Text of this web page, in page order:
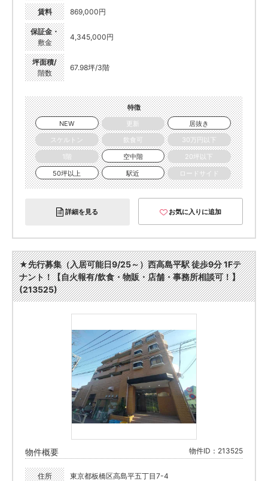
賃料 869,000円
保証金・
敷金
4,345,000円
坪面積/
階数
67.98坪/3階
特徴
NEW
更新
居抜き
スケルトン
飲食可
30万円以下
1階
空中階
20坪以下
50坪以上
駅近 ロードサイド
詳細を見る お気に入りに追加
★先行募集（入居可能日9/25～）西高島平駅 徒歩9分 1Fテ
ナント！【自火報有/飲食・物販・店舗・事務所相談可！】
(213525)
物件概要 物件ID：213525
住所 東京都板橋区高島平五丁目7-4